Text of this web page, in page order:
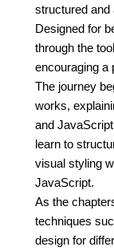
structured and
Designed for
through the
encouraging a
The journey
works,
and
learn to
visual styling
JavaScript.
As the
techniques
design for